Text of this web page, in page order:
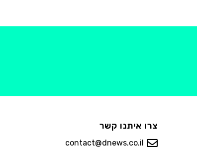
צרו איתנו קשר
contact@dnews.co.il